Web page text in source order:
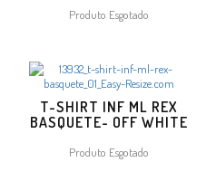
Produto Esgotado
T-SHIRT INF ML REX
BASQUETE- OFF WHITE
Produto Esgotado